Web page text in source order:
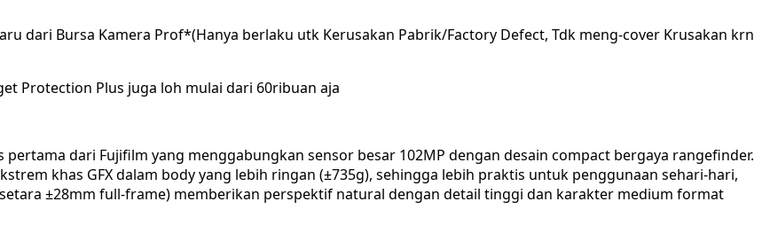
dari Bursa Kamera Prof*(Hanya berlaku utk Kerusakan Pabrik/Factory Defect, Tdk meng-cover Krusakan krn
Protection Plus juga loh mulai dari 60ribuan aja
dari Fujifilm yang menggabungkan sensor besar 102MP dengan desain compact bergaya rangefinder.
khas GFX dalam body yang lebih ringan (±735g), sehingga lebih praktis untuk penggunaan sehari-hari,
±28mm full-frame) memberikan perspektif natural dengan detail tinggi dan karakter medium format